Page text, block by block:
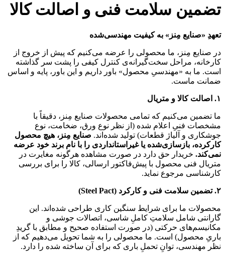
تضمین سلامت فنی و اصالت کالا
تعهدِ «صنایع مِنز» به کیفیت مهندسی‌شده
در صنایع مِنز، ما محصولی را عرضه می‌کنیم که پیش از خروج از
کارخانه، مراحل سخت‌گیرانه‌ی کنترل کیفی را پشت سر گذاشته
است. ما به «مهندسیِ محصول» باور داریم و این باور، پایه و اساس
ضمانت ماست.
۱. اصالت کالا و متریال
ما تضمین می‌کنیم که تمامی محصولات صنایع مِنز، دقیقاً با
مشخصات فنیِ اعلام شده (از نظر نوع ورق، ضخامت، نوع
جوشکاری و آلیاژ قطعات) تولید شده‌اند. صنایع مِنز، هیچ محصول
کارکرده، بازسازی‌شده یا غیراستانداردی را با نام برند خود عرضه
نمی‌کند. خریدار حق دارد در صورت مشاهده هرگونه مغایرت در
متریال فنی محصول با پیش‌فاکتور ارسالی، کالا را برای بررسی
کارشناسی مرجوع نماید.
۲. تضمین سلامت فنی و کارکرد ( Steel Pact)
محصولات ما برای شرایط سنگین کاری طراحی شده‌اند. این
گارانتی شامل سلامتِ کاملِ شاسی، اتصالات جوشی و
مکانیسم‌های حرکتی (در صورت استفاده صحیح و مطابق با گریدِ
باریِ محصول) است. ما محصولی را به شما تحویل می‌دهیم که از
نظر مهندسی، توانِ تحملِ باری که برای آن ساخته شده را دارد.